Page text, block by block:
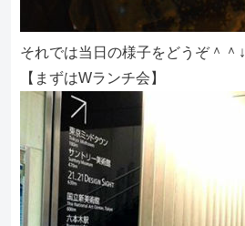
それでは当日の様子をどうぞ＾＾↓
【まずはWランチ会】